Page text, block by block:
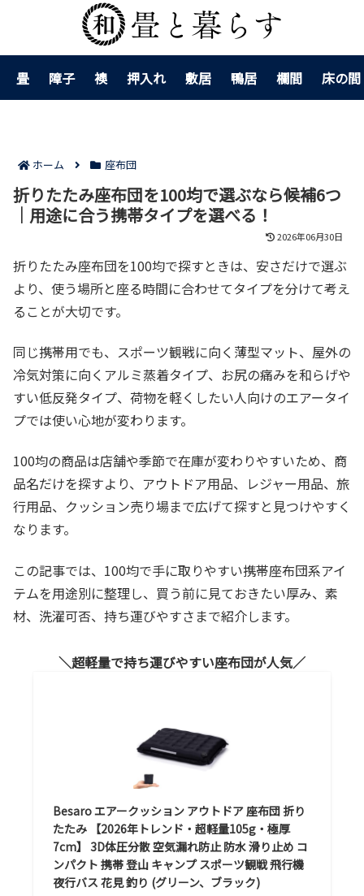
畳 障子 襖 押入れ 敷居 鴨居 欄間 床の間
ホーム 座布団
折りたたみ座布団を100均で選ぶなら候補6つ
｜用途に合う携帯タイプを選べる！
2026年06月30日
折りたたみ座布団を100均で探すときは、安さだけで選ぶ
より、使う場所と座る時間に合わせてタイプを分けて考え
ることが大切です。
同じ携帯用でも、スポーツ観戦に向く薄型マット、屋外の
冷気対策に向くアルミ蒸着タイプ、お尻の痛みを和らげや
すい低反発タイプ、荷物を軽くしたい人向けのエアータイ
プでは使い心地が変わります。
100均の商品は店舗や季節で在庫が変わりやすいため、商
品名だけを探すより、アウトドア用品、レジャー用品、旅
行用品、クッション売り場まで広げて探すと見つけやすく
なります。
この記事では、100均で手に取りやすい携帯座布団系アイ
テムを用途別に整理し、買う前に見ておきたい厚み、素
材、洗濯可否、持ち運びやすさまで紹介します。
超軽量で持ち運びやすい座布団が人気
Besaro エアークッション アウトドア 座布団 折り
たたみ 【2026年トレンド・超軽量105g・極厚
7cm】 3D体圧分散 空気漏れ防止 防水 滑り止め コ
ンパクト 携帯 登山 キャンプ スポーツ観戦 飛行機
夜行バス 花見 釣り (グリーン、ブラック)